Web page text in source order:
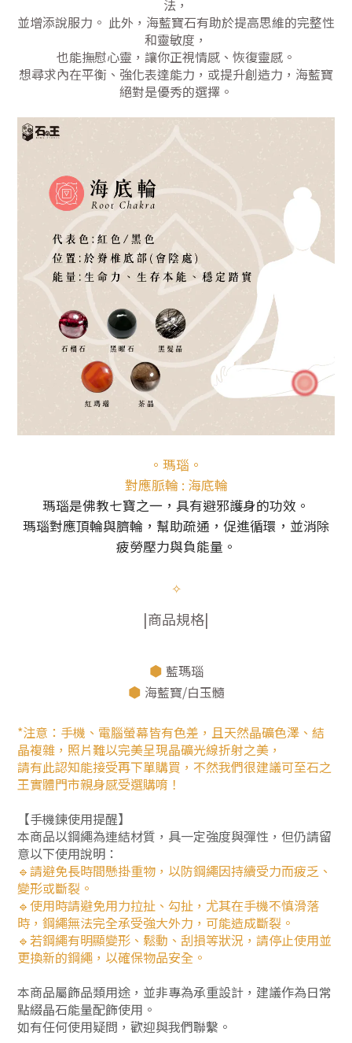
法，
並增添說服力。 此外，海藍寶石有助於提高思維的完整性
和靈敏度，
也能撫慰心靈，讓你正視情感、恢復靈感。
想尋求內在平衡、強化表達能力，或提升創造力，海藍寶
絕對是優秀的選擇。
。瑪瑙。
對應脈輪 : 海底輪
瑪瑙是佛教七寶之一，具有避邪護身的功效。
瑪瑙對應頂輪與臍輪，幫助疏通，促進循環，並消除
疲勞壓力與負能量。
✧
|商品規格|
⬢ 藍瑪瑙
⬢ 海藍寶/白玉髓
*注意：手機、電腦螢幕皆有色差，且天然晶礦色澤、結
晶複雜，照片難以完美呈現晶礦光線折射之美，
請有此認知能接受再下單購買，不然我們很建議可至石之
王實體門市親身感受選購唷！
【手機鍊使用提醒】
本商品以鋼繩為連結材質，具一定強度與彈性，但仍請留
意以下使用說明：
🔹請避免長時間懸掛重物，以防鋼繩因持續受力而疲乏、
變形或斷裂。
🔹使用時請避免用力拉扯、勾扯，尤其在手機不慎滑落
時，鋼繩無法完全承受強大外力，可能造成斷裂。
🔹若鋼繩有明顯變形、鬆動、刮損等狀況，請停止使用並
更換新的鋼繩，以確保物品安全。
本商品屬飾品類用途，並非專為承重設計，建議作為日常
點綴晶石能量配飾使用。
如有任何使用疑問，歡迎與我們聯繫。